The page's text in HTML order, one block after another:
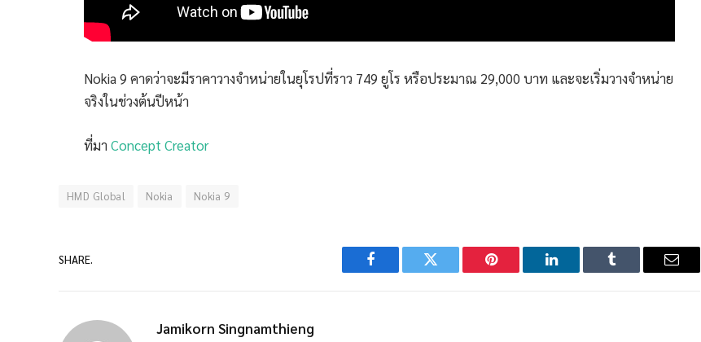
Nokia 9 คาดว่าจะมีราคาวางจำหน่ายในยุโรปที่ราว 749 ยูโร หรือประมาณ 29,000 บาท และจะเริ่มวางจำหน่าย
จริงในช่วงต้นปีหน้า
ที่มา Concept Creator
HMD Global Nokia Nokia 9
SHARE.
Facebook Twitter Pinterest LinkedIn Tumblr Email
Jamikorn Singnamthieng